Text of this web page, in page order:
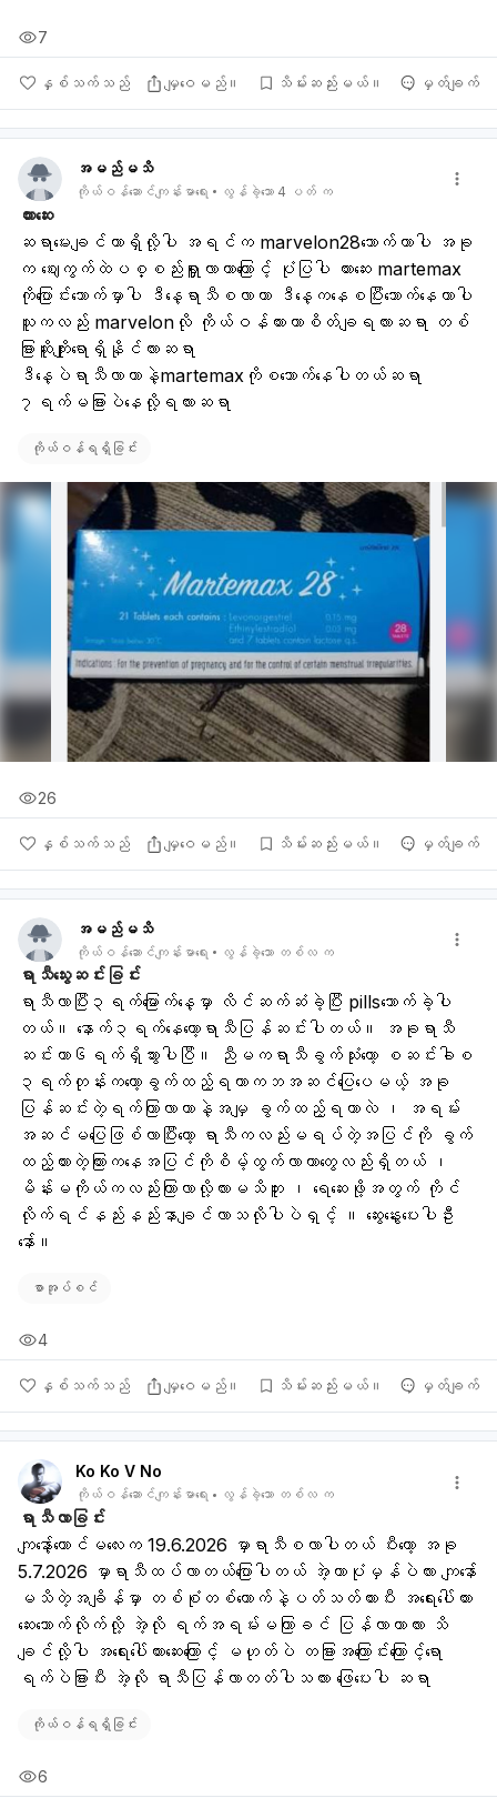
နှစ်သက်သည် မျှဝေမည်။ သိမ်းဆည်းမယ်။ မှတ်ချက်
7
အမည်မသိ
ကိုယ်ဝန်ဆောင်ကျန်းမာရေး လွန်ခဲ့သော 4 ပတ် က
တားဆေး
ဆရာမေးချင်တာရှိလို့ပါ အရင်က marvelon28သောက်တာပါ အခု
က ဈေးကွက်ထဲပစ္စည်းရှာူလာတာကြောင့် ပုံပြပါ တားဆေး martemax
ကိုပြောင်းသောက်မှာပါ ဒီနေ့ရာသီစလာတာ ဒီနေ့ကနေစပြီးသောက်နေတာပါ
သူကလည်း marvelonလို ကိုယ်ဝန်တားတာစိတ်ချရလားဆရာ တစ်
ခြားဆိူကျိုးရောရှိနိုင်လားဆရာ
ဒီနေ့ပဲရာသီလာတာနဲ့martemaxကိုစသောက်နေပါတယ်ဆရာ
၇ရက်မခြားပဲနေလို့ရလားဆရာ
ကိုယ်ဝန်ရရှိခြင်း
နှစ်သက်သည် မျှဝေမည်။ သိမ်းဆည်းမယ်။ မှတ်ချက်
26
အမည်မသိ
ကိုယ်ဝန်ဆောင်ကျန်းမာရေး လွန်ခဲ့သော တစ်လ က
ရာသီသွေးဆင်းခြင်း
ရာသီလာပြီး၃ရက်မြောက်နေ့မှာ လိင်ဆက်ဆံခဲ့ပြီး pillsသောက်ခဲ့ပါ
တယ်။ နောက်၃ရက်နေတော့ရာသီပြန်ဆင်းပါတယ်။ အခုရာသီ
ဆင်းတာ၆ရက်ရှိသွားပါပြီ။ ညီမကရာသီခွက်သုံးတော့ စဆင်းခါစ
၃ရက်တုန်းကတော့ခွက်ထည့်ရတာကဘအဆင်ပြေပေမယ့် အခု
ပြန်ဆင်းတဲ့ရက်ကြာလာတာနဲ့အမျှ ခွက်ထည့်ရတာလဲ ၊ အရမ်း
အဆင်မပြေဖြစ်လာပြီးတော့ ရာသီကလည်းမရပ်တဲ့အပြင်ကို ခွက်
ထည့်ထားတဲ့ကြားကနေအပြင်ကိုစိမ့်ထွက်လာတာတွေလည်းရှိတယ် ၊
မိန်းမကိုယ်ကလည်းကြာလာလို့လားမသိဘူး ၊ ရေဆေးဖို့အတွက် ကိုင်
လိုက်ရင်နည်းနည်းနာချင်လာသလိုပါပဲရှင့် ။ ဆွေးနွေးပေးပါဦး
နော်။
စာအုပ်စင်
နှစ်သက်သည် မျှဝေမည်။ သိမ်းဆည်းမယ်။ မှတ်ချက်
4
Ko Ko V No
ကိုယ်ဝန်ဆောင်ကျန်းမာရေး လွန်ခဲ့သော တစ်လ က
ရာသီလာခြင်း
ကျနော့်ကောင်မလေးက 19.6.2026 မှာရာသီစလာပါတယ် ပီးတော့ အခု
5.7.2026 မှာရာသီထပ်လာတယ်ပြောပါတယ် အဲ့တာပုံမှန်ပဲလား ကျနော်
မသိတဲ့အချိန်မှာ တစ်စုံတစ်ယောက်နဲ့ပတ်သတ်ထားပီး အရေးပေါ်တား
ဆေးသောက်လိုက်လို့ အဲ့လို ရက်အရမ်းမကြာခင် ပြန်လာတာလား သိ
ချင်လို့ပါ အရေးပေါ်တားဆေးကြောင့် မဟုတ်ပဲ တခြားအကြောင်းကြောင့်ရော
ရက်ပဲခြားပီး အဲ့လို ရာသီပြန်လာတတ်ပါသလား ဖြေပေးပါ ဆရာ
ကိုယ်ဝန်ရရှိခြင်း
6